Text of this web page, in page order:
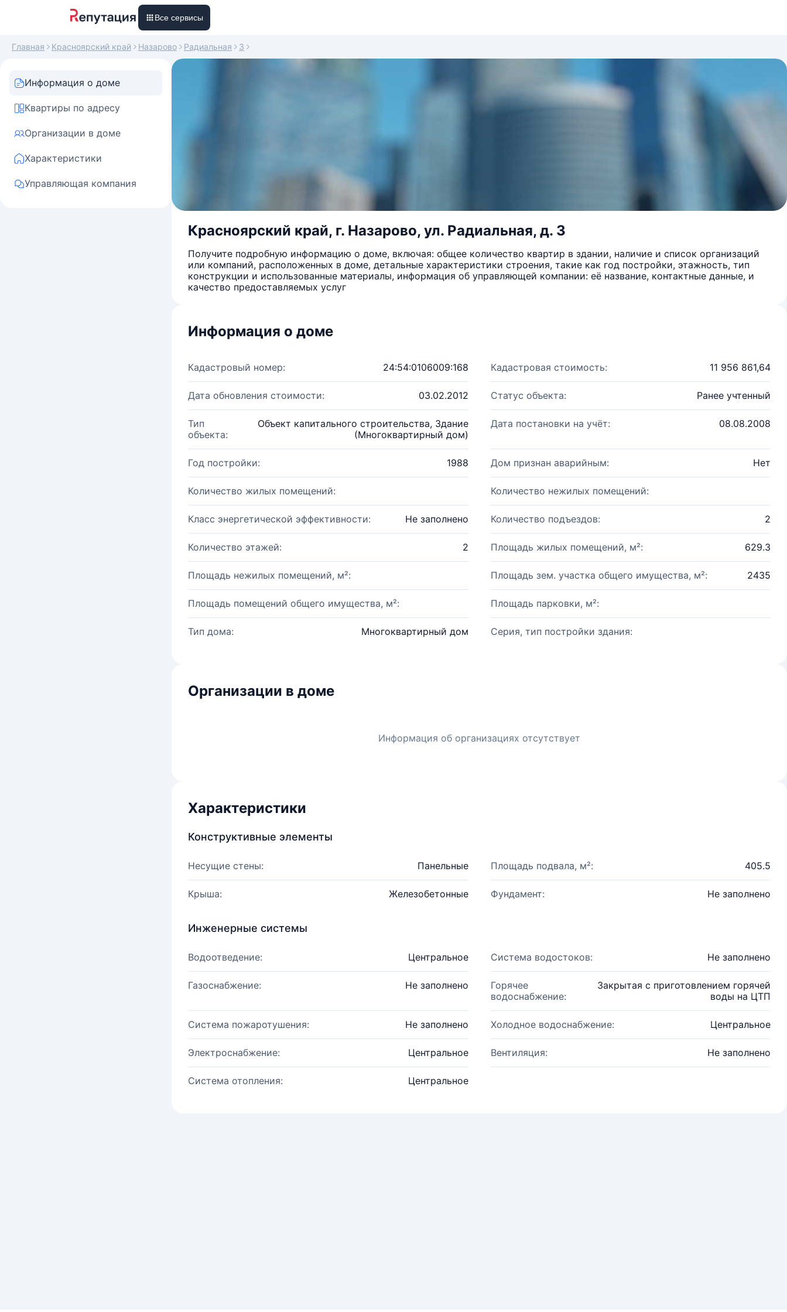
Все сервисы
Главная Красноярский край Назарово Радиальная 3
Информация о доме
Квартиры по адресу
Организации в доме
Характеристики
Управляющая компания
Красноярский край, г. Назарово, ул. Радиальная, д. 3
Получите подробную информацию о доме, включая: общее количество квартир в здании, наличие и список организаций
или компаний, расположенных в доме, детальные характеристики строения, такие как год постройки, этажность, тип
конструкции и использованные материалы, информация об управляющей компании: её название, контактные данные, и
качество предоставляемых услуг
Информация о доме
Кадастровый номер: 24:54:0106009:168 Кадастровая стоимость: 11 956 861,64
Дата обновления стоимости: 03.02.2012 Статус объекта: Ранее учтенный
Тип
объекта:
Объект капитального строительства, Здание
(Многоквартирный дом)
Дата постановки на учёт: 08.08.2008
Год постройки: 1988 Дом признан аварийным: Нет
Количество жилых помещений: Количество нежилых помещений:
Класс энергетической эффективности: Не заполнено Количество подъездов: 2
Количество этажей: 2 Площадь жилых помещений, м²: 629.3
Площадь нежилых помещений, м²: Площадь зем. участка общего имущества, м²: 2435
Площадь помещений общего имущества, м²: Площадь парковки, м²:
Тип дома: Многоквартирный дом Серия, тип постройки здания:
Организации в доме
Информация об организациях отсутствует
Характеристики
Конструктивные элементы
Несущие стены: Панельные Площадь подвала, м²: 405.5
Крыша: Железобетонные Фундамент: Не заполнено
Инженерные системы
Водоотведение: Центральное Система водостоков: Не заполнено
Газоснабжение: Не заполнено
Горячее
водоснабжение:
Закрытая с приготовлением горячей
воды на ЦТП
Система пожаротушения: Не заполнено Холодное водоснабжение: Центральное
Электроснабжение: Центральное Вентиляция: Не заполнено
Система отопления: Центральное